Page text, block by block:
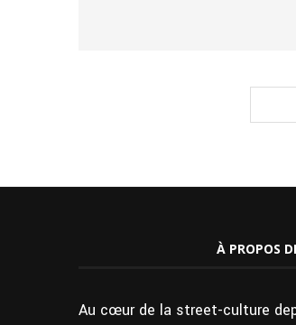
À PROPOS
Au cœur de la street-culture